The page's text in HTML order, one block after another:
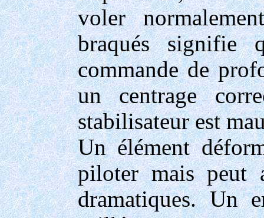
voler
braqués
commande de
un centrage
stabilisateur est
Un élément
piloter mais peut
dramatiques. Un